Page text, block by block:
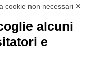
Ilaria del carretto
OGGETTO
LOCALIZZAZIONE
cookie non necessari ✕
alcuni
e